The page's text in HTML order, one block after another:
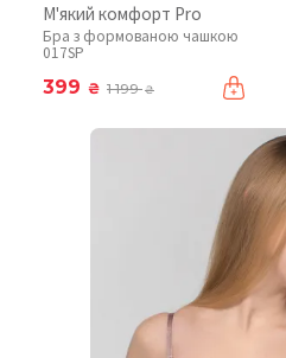
М'який комфорт Pro
Бра з формованою чашкою
017SP
399 ₴ 1 199₴